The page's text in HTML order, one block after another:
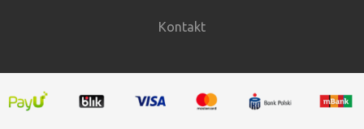
Kontakt